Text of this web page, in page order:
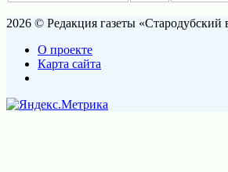
2026 © Редакция газеты «Стародубский
О проекте
Карта сайта